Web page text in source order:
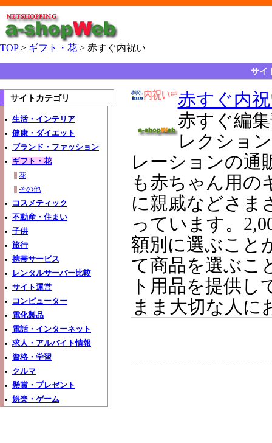
TOP> ギフト・花 > 赤すぐ内祝い
サイ
サイトカテゴリ
生活・インテリア
健康・ダイエット
ブランド・ファッション
ギフト・花
花
その他
コスメティック
不動産・住まい
子供
旅行
携帯サービス
レンタルサーバー比較
サイト運営
コンピューター
電化製品
電話・インターネット
求人・アルバイト情報
資格・学習
クルマ
懸賞・プレゼント
娯楽・ゲーム
赤すぐ内
赤すぐ編
レクショ
レーションの通
も赤ちゃん用の
に親戚などさま
っています。
額別に選ぶこと
て商品を選ぶこ
ト用品を提供
まま大切な人に